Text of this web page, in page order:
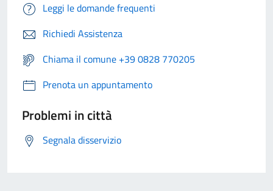
Leggi le domande frequenti
Richiedi Assistenza
Chiama il comune +39 0828 770205
Prenota un appuntamento
Problemi in città
Segnala disservizio